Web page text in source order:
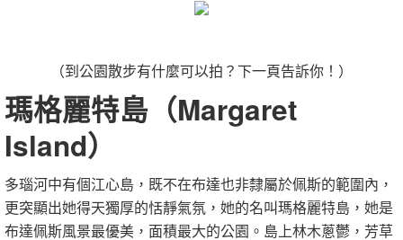
（到公園散步有什麼可以拍？下一頁告訴你！）
瑪格麗特島（Margaret
Island）
多瑙河中有個江心島，既不在布達也非隸屬於佩斯的範圍內，
更突顯出她得天獨厚的恬靜氣氛，她的名叫瑪格麗特島，她是
布達佩斯風景最優美，面積最大的公園。島上林木蔥鬱，芳草